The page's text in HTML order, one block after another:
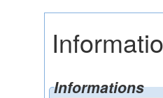
Informations